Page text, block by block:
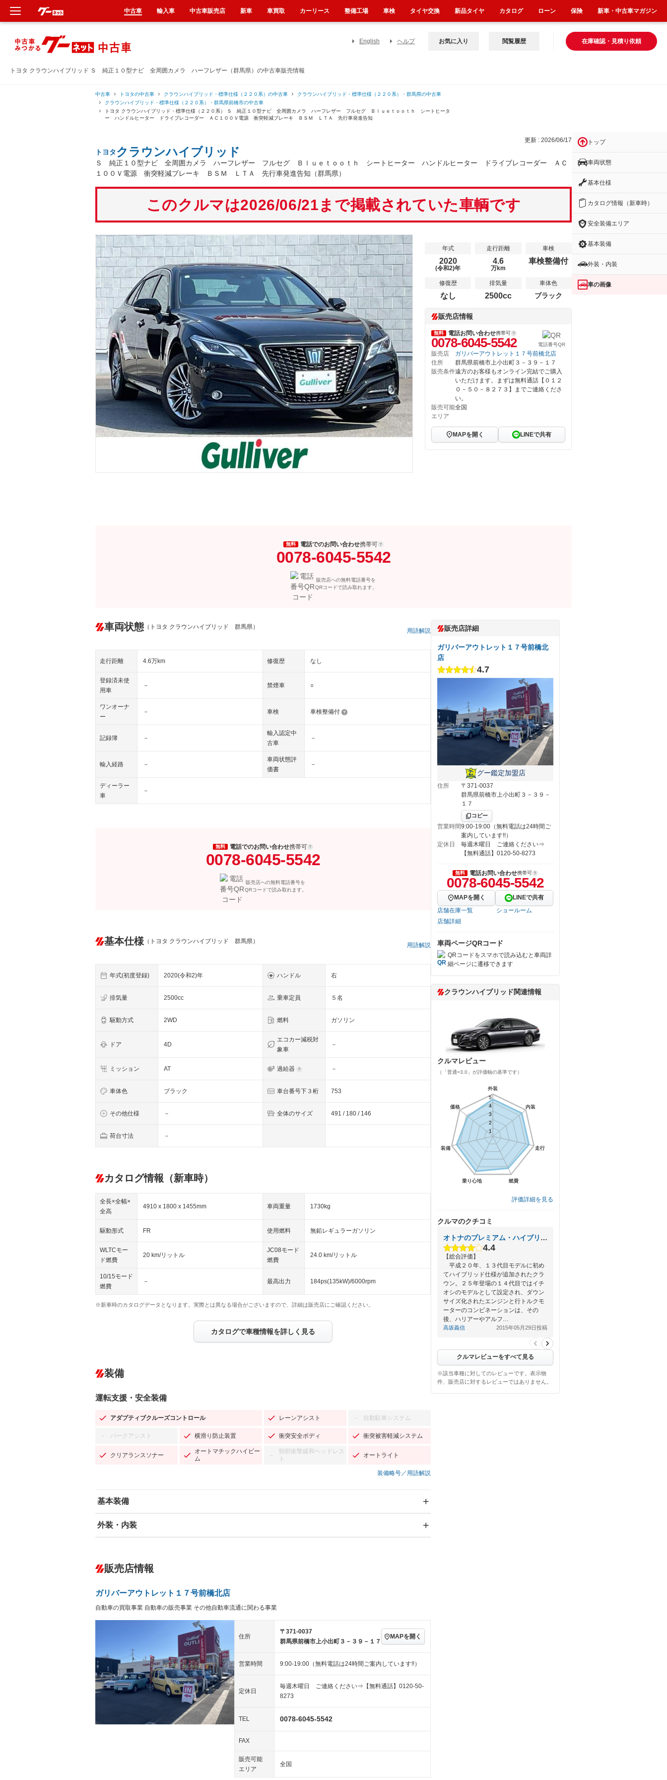
トヨタ クラウンハイブリッド Ｓ 純正１０型ナビ 全周囲カメラ ハーフレザー（群馬県）の中古車販売情報
English ヘルプ 在庫確認・見積り依頼
お気に入り 閲覧履歴
中古車 トヨタの中古車 クラウンハイブリッド・標準仕様（２２０系）の中古車
クラウンハイブリッド・標準仕様（２２０系）・群馬県の中古車
クラウンハイブリッド・標準仕様（２２０系）・群馬県前橋市の中古車
トヨタ クラウンハイブリッド・標準仕様（２２０系） Ｓ 純正１０型ナビ 全周囲カメラ ハーフレザー フルセグ Ｂｌｕｅｔｏｏｔｈ シートヒータ
ー ハンドルヒーター ドライブレコーダー ＡＣ１００Ｖ電源 衝突軽減ブレーキ ＢＳＭ ＬＴＡ 先行車発進告知
更新 : 2026/06/17
トヨタ クラウンハイブリッド
Ｓ 純正１０型ナビ 全周囲カメラ ハーフレザー フルセグ Ｂｌｕｅｔｏｏｔｈ シートヒーター ハンドルヒーター ドライブレコーダー ＡＣ
１００Ｖ電源 衝突軽減ブレーキ ＢＳＭ ＬＴＡ 先行車発進告知（群馬県）
このクルマは2026/06/21まで掲載されていた車輌です
年式
2020
(令和2)年
走行距離
4.6
万km
車検
車検整備付
修復歴
なし
排気量
2500cc
車体色
ブラック
販売店情報
無料 電話お問い合わせ携帯可
0078-6045-5542 電話番号QR
販売店
ガリバーアウトレット１７号前橋北店
住所
群馬県前橋市上小出町３－３９－１７
販売条件遠方のお客様もオンライン完結でご購入
いただけます。まずは無料通話【０１２
０－５０－８２７３】までご連絡くださ
い。
販売可能
エリア
全国
MAPを開く LINEで共有
無料 電話でのお問い合わせ携帯可
0078-6045-5542
販売店への無料電話番号を
QRコードで読み取れます。
車両状態 （トヨタ クラウンハイブリッド 群馬県）
用語解説
走行距離 4.6万km 修復歴 なし
登録済未使
用車
－ 禁煙車 ○
ワンオーナ
ー
－ 車検 車検整備付
記録簿 －
輸入認定中
古車
－
輸入経路 －
車両状態評
価書
－
ディーラー
車
－
無料 電話でのお問い合わせ携帯可
0078-6045-5542
販売店への無料電話番号を
QRコードで読み取れます。
基本仕様 （トヨタ クラウンハイブリッド 群馬県）
用語解説
年式(初度登録) 2020(令和2)年 ハンドル 右
排気量 2500cc 乗車定員 ５名
駆動方式 2WD 燃料 ガソリン
ドア 4D
エコカー減税対
象車
－
ミッション AT 過給器 －
車体色 ブラック 車台番号下３桁 753
その他仕様 － 全体のサイズ 491 / 180 / 146
荷台寸法 －
カタログ情報（新車時）
全長×全幅×
全高
4910 x 1800 x 1455mm 車両重量 1730kg
駆動形式 FR 使用燃料 無鉛レギュラーガソリン
WLTCモー
ド燃費
20 km/リットル
JC08モード
燃費
24.0 km/リットル
10/15モード
燃費
－ 最高出力 184ps(135kW)/6000rpm
※新車時のカタログデータとなります。実際とは異なる場合がございますので、詳細は販売店にご確認ください。
カタログで車種情報を詳しく見る
装備
運転支援・安全装備
アダプティブクルーズコントロール レーンアシスト － 自動駐車システム
－ パークアシスト 横滑り防止装置 衝突安全ボディ 衝突被害軽減システム
クリアランスソナー
オートマチックハイビー
ム
－
頸部衝撃緩和ヘッドレス
ト
オートライト
装備略号／用語解説
基本装備
エアバッグ：運転席/助手席/サイド
－ ダウンヒルアシストコントロール
Bluetooth接続 100V電源
装備略号／用語解説
外装・内装
オーディオ：CDまたはCDチェンジャー／ミュージック
プレイヤー接続可
－
ー
－ 革シート
LEDヘッドランプ － HID(キセノンライト) －
エアロ スマートキー ローダウン
パワーシート 3列シート ベンチシート
フルフラットシート － チップアップシート オットマン － 電動格納サードシート
シートヒーター － ウォークスルー 後席モニター 電動リアゲート
－ シートエアコン 全周囲カメラ
－ エアサスペンション
販売店情報
ガリバーアウトレット１７号前橋北店
自動車の買取事業 自動車の販売事業 その他自動車流通に関わる事業
住所
〒371-0037
群馬県前橋市上小出町３－３９－１７
MAPを開く
営業時間 9:00-19:00（無料電話は24時間ご案内しています!!）
定休日
毎週木曜日 ご連絡ください⇒【無料通話】0120-50-
8273
TEL 0078-6045-5542
FAX
販売可能
エリア
全国
販売店詳細
ガリバーアウトレット１７号前橋北
店
4.7
グー鑑定加盟店
住所
〒371-0037
群馬県前橋市上小出町３－３９－
１７
コピー
営業時間9:00-19:00（無料電話は24時間ご
案内しています!!）
定休日
毎週木曜日 ご連絡ください⇒
【無料通話】0120-50-8273
無料 電話お問い合わせ携帯可
0078-6045-5542
MAPを開く
LINEで共有
店舗在庫一覧
ショールーム
店舗詳細
車両ページQRコード
QRコードをスマホで読み込むと車両詳
細ページに遷移できます
クラウンハイブリッド関連情報
クルマレビュー
（「普通=3.0」が評価軸の基準です）
外装
内装
走行
燃費
乗り心地
装備
価格
1
2
3
4
5
外装
内装
走行
燃費
乗り心地
装備
価格
1
2
3
4
5
評価詳細を見る
クルマのクチコミ
オトナのプレミアム・ハイブリッド
4.4
【総合評価】
平成２０年、１３代目モデルに初め
てハイブリッド仕様が追加されたクラ
ウン。２５年登場の１４代目ではイチ
オシのモデルとして設定され、ダウン
サイズ化されたエンジンと行トルクモ
ーターのコンビネーションは、その
後、ハリアーやアルフ…
高坂義信 2015年05月29日投稿
クルマレビューをすべて見る
※該当車種に対してのレビューです。表示物
件、販売店に対するレビューではありません。
トップ
車両状態
基本仕様
カタログ情報（新車時）
安全装備エリア
基本装備
外装・内装
車の画像
中古車 輸入車 中古車販売店 新車 車買取 カーリース 整備工場 車検 タイヤ交換 新品タイヤ カタログ ローン 保険 新車・中古車マガジン
新車
中古車